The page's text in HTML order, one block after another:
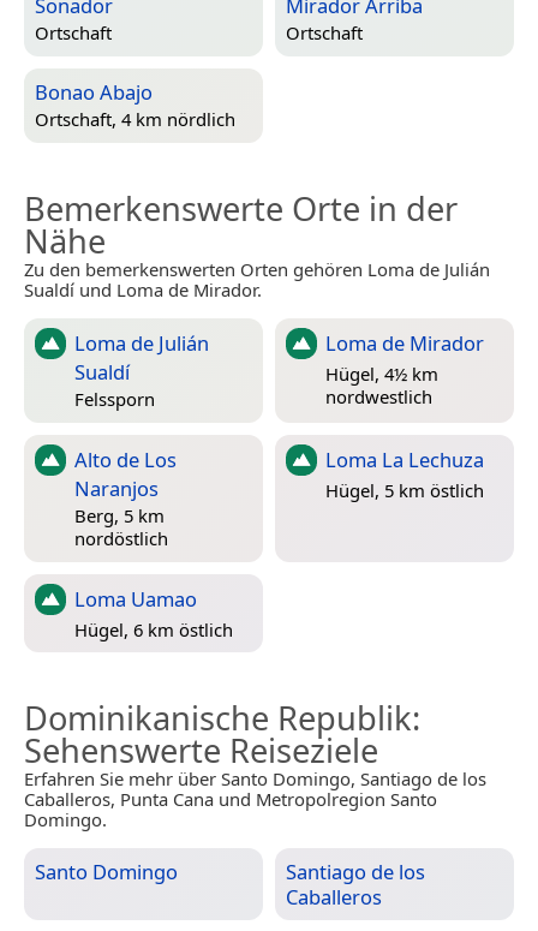
Ortschaft Ortschaft
Bonao Abajo
Ortschaft, 4 km nördlich
Bemerkenswerte Orte in der
Nähe
Zu den bemerkenswerten Orten gehören Loma de Julián
Sualdí und Loma de Mirador.
Loma de Julián
Sualdí
Felssporn
Loma de Mirador
Hügel, 4½ km
nordwestlich
Alto de Los
Naranjos
Berg, 5 km
nordöstlich
Loma La Lechuza
Hügel, 5 km östlich
Loma Uamao
Hügel, 6 km östlich
Dominikanische Republik:
Sehenswerte Reiseziele
Erfahren Sie mehr über Santo Domingo, Santiago de los
Caballeros, Punta Cana und Metropolregion Santo
Domingo.
Santo Domingo
Santiago de los
Caballeros